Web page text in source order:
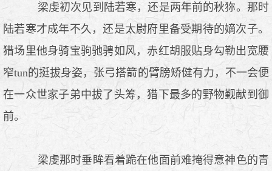
梁虔初次见到陆若寒，还是两年前的秋狝。那时
陆若寒才成年不久，还是太尉府里备受期待的嫡次子。
猎场里他身骑宝驹驰骋如风，赤红胡服贴身勾勒出宽腰
窄tun的挺拔身姿，张弓搭箭的臂膀矫健有力，不一会便
在一众世家子弟中拔了头筹，猎下最多的野物觐献到御
前。
梁虔那时垂眸看着跪在他面前难掩得意神色的青